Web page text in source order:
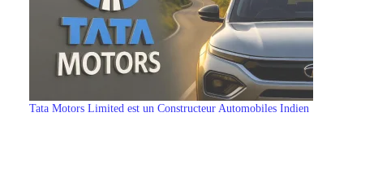
Tata Motors Limited est un Constructeur Automobiles Indien